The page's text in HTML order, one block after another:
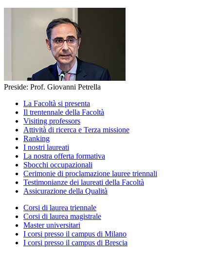
Preside: Prof. Giovanni Petrella
La Facoltà si presenta
Il trentennale della Facoltà
Visiting professors
Attività di ricerca e Terza missione
Ranking
I nostri laureati
La nostra offerta formativa
Sbocchi occupazionali
Cerimonie di proclamazione lauree triennali
Testimonianze dei laureati della Facoltà
Assicurazione della Qualità
Corsi di laurea triennale
Corsi di laurea magistrale
Master universitari
I corsi presso il campus di Milano
I corsi presso il campus di Brescia